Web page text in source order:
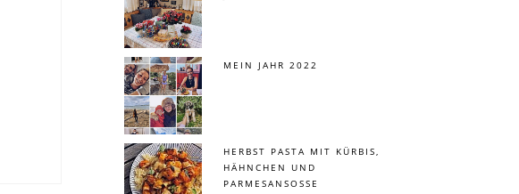
MEIN JAHR 2022
HERBST PASTA MIT KÜRBIS,
HÄHNCHEN UND
PARMESANSOSSE